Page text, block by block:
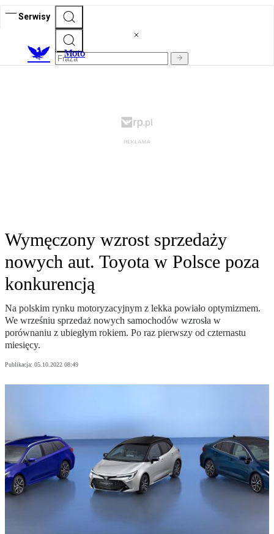
Serwisy
Moto
Wymęczony wzrost sprzedaży
nowych aut. Toyota w Polsce poza
konkurencją
Na polskim rynku motoryzacyjnym z lekka powiało optymizmem.
We wrześniu sprzedaż nowych samochodów wzrosła w
porównaniu z ubiegłym rokiem. Po raz pierwszy od czternastu
miesięcy.
Publikacja: 05.10.2022 08:49